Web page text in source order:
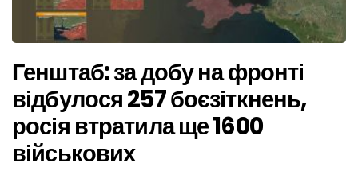
Генштаб: за добу на фронті
відбулося 257 боєзіткнень,
росія втратила ще 1600
військових